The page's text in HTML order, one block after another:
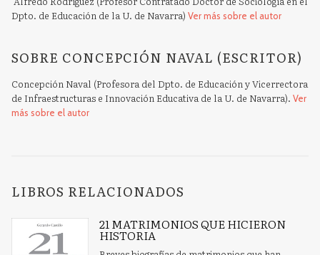
Dpto. de Educación de la U. de Navarra) Ver más sobre el autor
SOBRE CONCEPCIÓN NAVAL (ESCRITOR)
Concepción Naval (Profesora del Dpto. de Educación y Vicerrectora
de Infraestructuras e Innovación Educativa de la U. de Navarra). Ver
más sobre el autor
LIBROS RELACIONADOS
21 MATRIMONIOS QUE HICIERON
HISTORIA